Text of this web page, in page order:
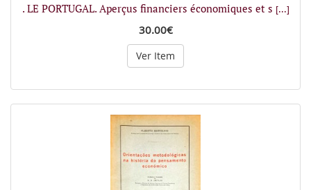
. LE PORTUGAL. Aperçus financiers économiques et s [...]
30.00€
Ver Item